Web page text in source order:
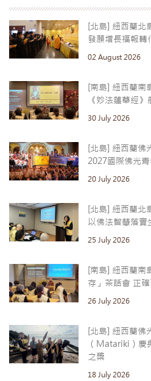
[北島] 紐西蘭北
發願增長福報轉
02 August 2026
[南島] 紐西蘭南
《妙法蓮華經
30 July 2026
[北島] 紐西蘭
2027國際佛光
20 July 2026
[北島] 紐西蘭北
以佛法智慧落實
25 July 2026
[南島] 紐西蘭南
存」茶話會 正
26 July 2026
[北島] 紐西蘭佛
（Matariki）
之槳
18 July 2026